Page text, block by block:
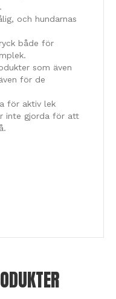
och hundarnas
både för
som även
för de
för aktiv lek
inte gjorda för att